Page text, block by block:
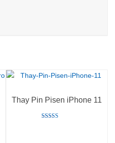
Thay Pin Pisen iPhone 11